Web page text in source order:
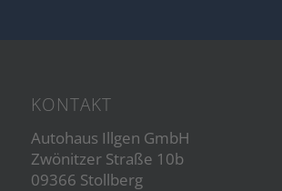
KONTAKT
Autohaus Illgen GmbH
Zwönitzer Straße 10b
09366 Stollberg